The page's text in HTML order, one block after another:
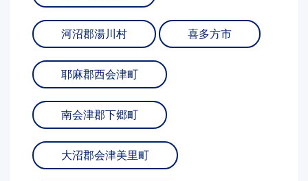
河沼郡湯川村 喜多方市
耶麻郡西会津町
南会津郡下郷町
大沼郡会津美里町